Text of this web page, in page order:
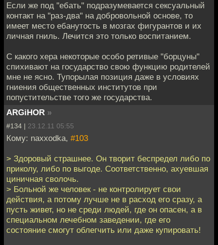
Если же под "ебать" подразумевается сексуальный
контакт на "раз-два" на добровольной основе, то
имеет место ебанутость в мозгах фигурантов и их
личная гниль. Лечится это только воспитанием.
С какого хера некоторые особо ретивые "борцуны"
спихивают на государство свою функцию родителей
мне не ясно. Тупорылая позиция даже в условиях
гниения общественных институтов при
попустительстве того же государства.
ARGiHOR »
#134 | 23.12.11 05:55
Кому: naxxodka, #103
> Здоровый страшнее. Он творит беспредел либо по
приколу, либо по выгоде. Соответственно, ахуевшая
циничная сволочь.
> Больной же человек - не контролирует свои
действия, а потому лучше не в расход его сразу, а
пусть живет, но не среди людей, где он опасен, а в
специальном лечебном заведении, где его
состояние смогут облегчить или даже купировать!